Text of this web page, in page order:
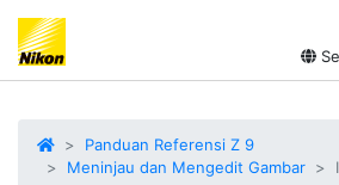
Panduan Referensi Z 9
Meninjau dan Mengedit Gambar